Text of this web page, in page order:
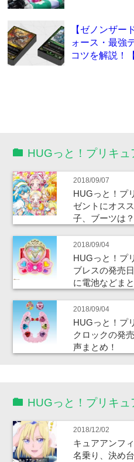
【ゼノンザー
ォース・最強
コツを解説！
HUGっと！プリキュ
2018/09/07
HUGっと！プ
ゼントにオス
子、ブーツは？
2018/09/04
HUGっと！プ
ブレスの発売
に電池などまと
2018/09/04
HUGっと！プ
クロックの発
声まとめ！
HUGっと！プリキュ
2018/12/02
キュアアンフ
名乗り、決め